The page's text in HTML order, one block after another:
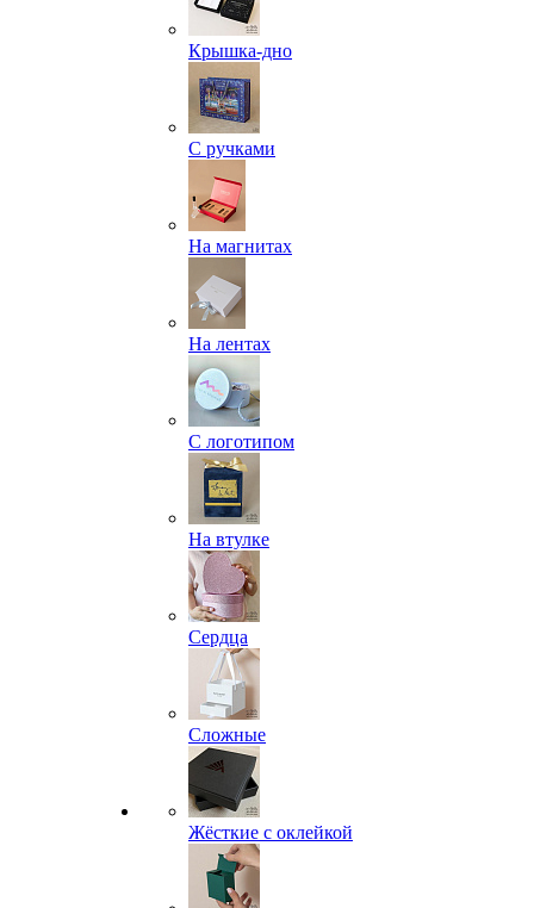
Крышка-дно
С ручками
На магнитах
На лентах
С логотипом
На втулке
Сердца
Сложные
Жёсткие с оклейкой